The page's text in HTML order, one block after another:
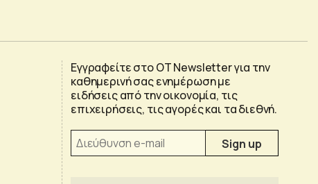
Εγγραφείτε στο OT Newsletter για την
καθημερινή σας ενημέρωση με
ειδήσεις από την οικονομία, τις
επιχειρήσεις, τις αγορές και τα διεθνή.